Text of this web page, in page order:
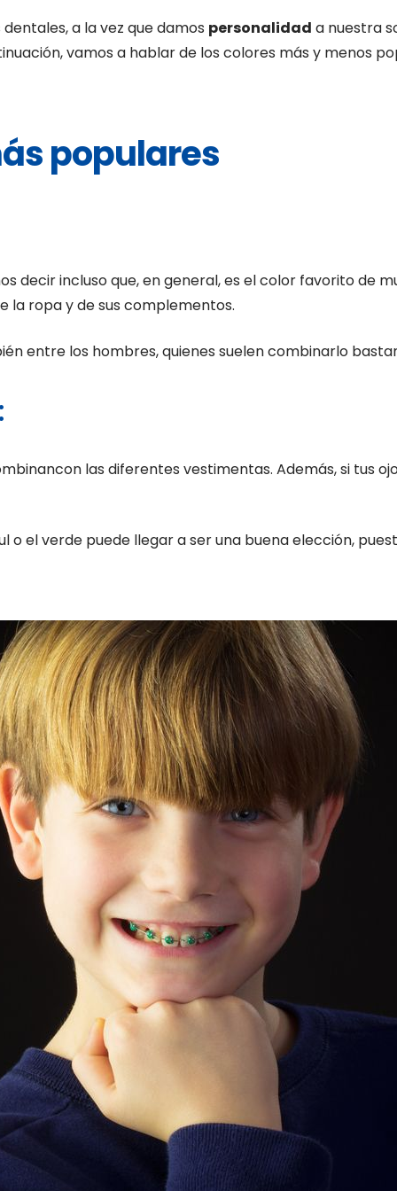
a la vez que damos personalidad a nuestra
vamos a hablar de los colores más y menos
populares
decir incluso que, en general, es el color favorito de
la ropa y de sus complementos.
entre los hombres, quienes suelen combinarlo
las diferentes vestimentas. Además, si tus
o el verde puede llegar a ser una buena elección,